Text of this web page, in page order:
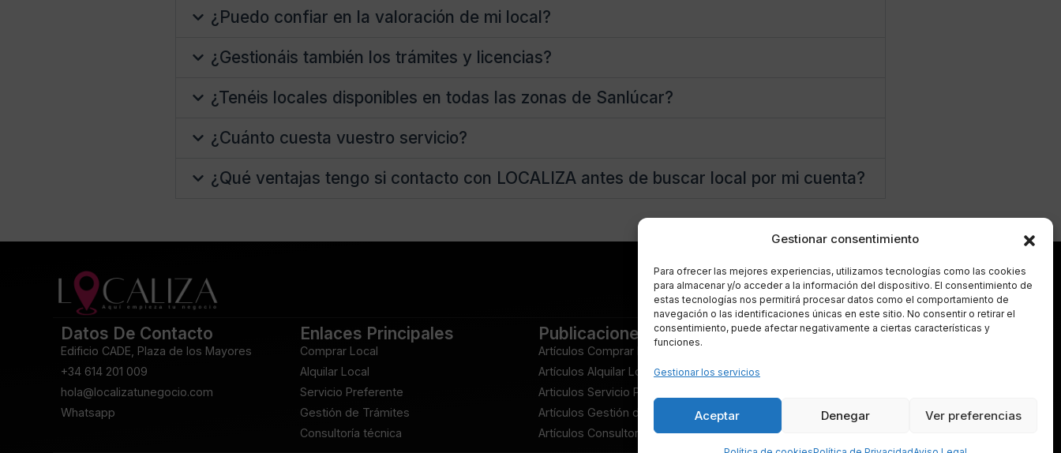
¿Puedo confiar en la valoración de mi local?
¿Gestionáis también los trámites y licencias?
¿Tenéis locales disponibles en todas las zonas de Sanlúcar?
¿Cuánto cuesta vuestro servicio?
¿Qué ventajas tengo si contacto con LOCALIZA antes de buscar local por mi cuenta?
Síguenos
Datos De Contacto
Edificio CADE, Plaza de los Mayores
+34 614 201 009
hola@localizatunegocio.com
Whatsapp
Enlaces Principales
Comprar Local
Alquilar Local
Servicio Preferente
Gestión de Trámites
Consultoría técnica
Publicaciones
Artículos Comprar Local
Artículos Alquilar Local
Articulos Servicio Preferente
Artículos Gestión de Trámites
Artículos Consultoría técnica
Legal
Mapa del Sitio
Gestionar consentimiento
Para ofrecer las mejores experiencias, utilizamos tecnologías como las cookies
para almacenar y/o acceder a la información del dispositivo. El consentimiento de
estas tecnologías nos permitirá procesar datos como el comportamiento de
navegación o las identificaciones únicas en este sitio. No consentir o retirar el
consentimiento, puede afectar negativamente a ciertas características y
funciones.
Gestionar los servicios
Aceptar Denegar Ver preferencias